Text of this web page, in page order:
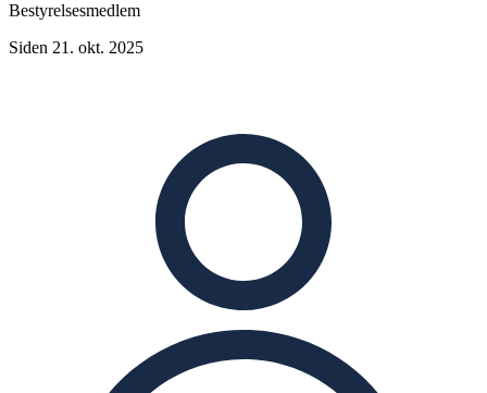
Bestyrelsesmedlem
Siden 21. okt. 2025